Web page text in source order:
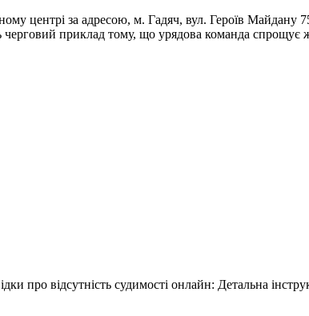
центрі за адресою, м. Гадяч, вул. Героїв Майдану
приклад тому, що урядова команда спрощує
про відсутність судимості онлайн: Детальна